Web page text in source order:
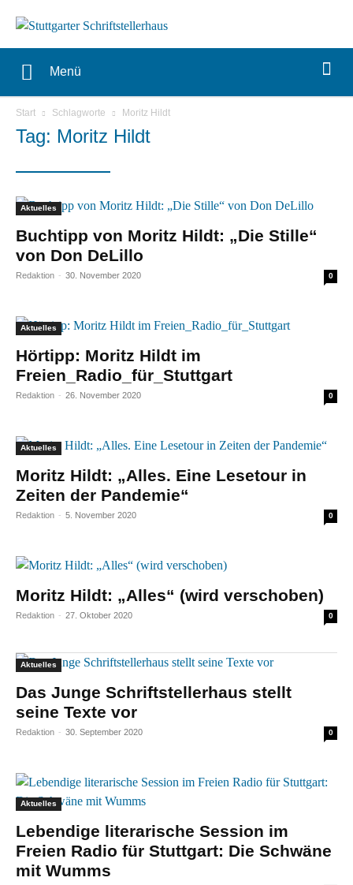
Menü
Start Schlagworte Moritz Hildt
Tag: Moritz Hildt
Aktuelles
Buchtipp von Moritz Hildt: „Die Stille“
von Don DeLillo
Redaktion - 30. November 2020 0
Aktuelles
Hörtipp: Moritz Hildt im
Freien_Radio_für_Stuttgart
Redaktion - 26. November 2020 0
Aktuelles
Moritz Hildt: „Alles. Eine Lesetour in
Zeiten der Pandemie“
Redaktion - 5. November 2020 0
Moritz Hildt: „Alles“ (wird verschoben)
Redaktion - 27. Oktober 2020 0
Aktuelles
Das Junge Schriftstellerhaus stellt
seine Texte vor
Redaktion - 30. September 2020 0
Aktuelles
Lebendige literarische Session im
Freien Radio für Stuttgart: Die Schwäne
mit Wumms